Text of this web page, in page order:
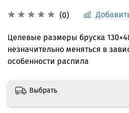
(0)
Целевые размеры бруска
незначительно меняться в
особенности распила
Выбрать